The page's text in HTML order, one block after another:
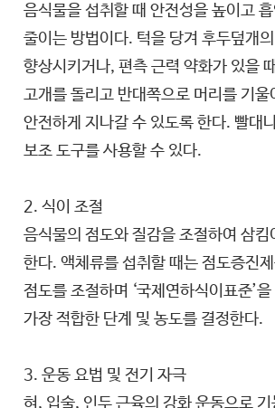
음식물을 섭취할 때 안전성을 높이고
줄이는 방법이다. 턱을 당겨 후두덮개
향상시키거나, 편측 근력 약화가 있을
고개를 돌리고 반대쪽으로 머리를 기울
안전하게 지나갈 수 있도록 한다. 빨대
보조 도구를 사용할 수 있다.
2. 식이 조절
음식물의 점도와 질감을 조절하여 삼킴
한다. 액체류를 섭취할 때는 점도증진
점도를 조절하며 ‘국제연하식이표준’을
가장 적합한 단계 및 농도를 결정한다.
3. 운동 요법 및 전기 자극
혀, 입술, 인두 근육의 강화 운동으로